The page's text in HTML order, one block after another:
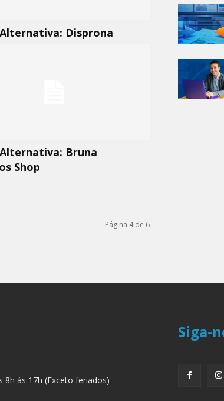
Disprona
Bruna
Shop
Página 4 de 6
8h às 17h (Exceto feriados)
Siga-